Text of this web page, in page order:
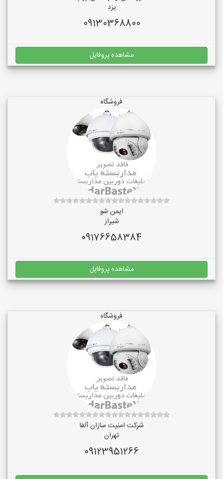
یزد
09130368800
مشاهده پروفایل
فروشگاه
ایمن شو
شیراز
09176658384
مشاهده پروفایل
فروشگاه
شرکت امنیت سازان آلفا
تهران
09123951266